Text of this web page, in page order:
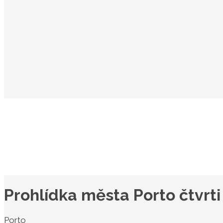
Prohlídka města Porto čtvrti
Porto